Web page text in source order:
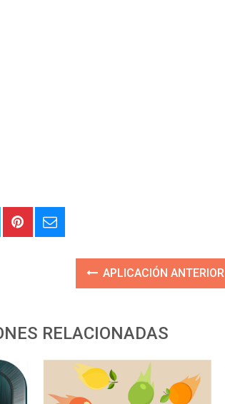
APLICACIÓN ANTERIOR
RELACIONADAS